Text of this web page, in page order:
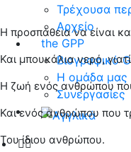
Τρέχουσα
Αρχείο
the GPP
Βιογραφικό
Η ομάδα μας
Συνεργασίες
Η προσπάθεια να είναι
Και μπουκάλια νερό,
Η ζωή ενός ανθρώπου
Και ενός ανθρώπου που
Του ίδιου ανθρώπου.